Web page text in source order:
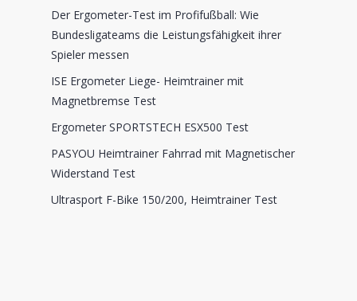
Der Ergometer-Test im Profifußball: Wie
Bundesligateams die Leistungsfähigkeit ihrer
Spieler messen
ISE Ergometer Liege- Heimtrainer mit
Magnetbremse Test
Ergometer SPORTSTECH ESX500 Test
PASYOU Heimtrainer Fahrrad mit Magnetischer
Widerstand Test
Ultrasport F-Bike 150/200, Heimtrainer Test